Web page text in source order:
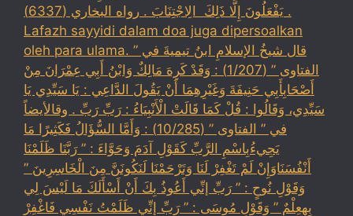
يَفْعَلُونَ إِلَّا ذَلِكَ ‏ ‏الِاجْتِنَابَ . رواه البخاري (6337) .
Lafazh sayyidi dalam doa juga dipersoalkan
oleh para ulama. قال شيخُ الإسلامِ ابنُ تيميةَ في ”
الفتاوى ” (1/207) : وَقَدْ كَرِهَ مَالِكٌ وَابْنُ أَبِي عِمْرَانَ مِنْ
أَصْحَابِأَبِي حَنِيفَةَ وَغَيْرِهِمَا أَنْ يَقُولَ الدَّاعِي : يَا سَيِّدِي يَا
سَيِّدِي، وَقَالُوا : قُلْ كَمَا قَالَتْ الْأَنْبِيَاءُ : رَبِّ رَبِّ . وقالأيضاً
في ” الفتاوى ” (10/285) : وَأَمَّا السُّؤَالُ فَكَثِيرًا مَا
يَجِيءُبِاسْمِ الرَّبِّ كَقَوْلِ آدَمَ وَحَوَّاءَ : ” رَبَّنَا ظَلَمْنَا
أَنْفُسَنَاوَإِنْ لَمْ تَغْفِرْ لَنَا وَتَرْحَمْنَا لَنَكُونَنَّ مِنَ الْخَاسِرِينَ ”
وَقَوْلِ نُوحٍ : ” رَبِّ إنِّي أَعُوذُ بِكَ أَنْ أَسْأَلَكَ مَا لَيْسَ لِي
بِهِعِلْمٌ ” وَقَوْلِ مُوسَى : ” رَبِّ إنِّي ظَلَمْتُ نَفْسِي فَاغْفِرْ